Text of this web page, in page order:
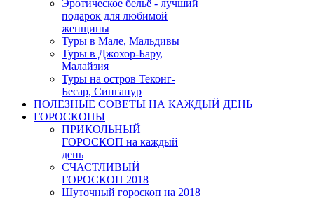
Эротическое бельё - лучший
подарок для любимой
женщины
Туры в Мале, Мальдивы
Туры в Джохор-Бару,
Малайзия
Туры на остров Теконг-
Бесар, Сингапур
ПОЛЕЗНЫЕ СОВЕТЫ НА КАЖДЫЙ ДЕНЬ
ГОРОСКОПЫ
ПРИКОЛЬНЫЙ
ГОРОСКОП на каждый
день
СЧАСТЛИВЫЙ
ГОРОСКОП 2018
Шуточный гороскоп на 2018